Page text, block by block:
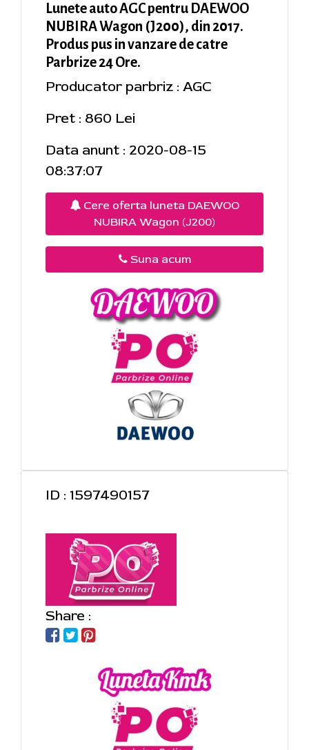
Lunete auto AGC pentru DAEWOO
NUBIRA Wagon (J200), din 2017.
Produs pus in vanzare de catre
Parbrize 24 Ore.
Producator parbriz : AGC
Pret : 860 Lei
Data anunt : 2020-08-15
08:37:07
Cere oferta luneta DAEWOO
NUBIRA Wagon (J200)
Suna acum
ID : 1597490157
Share :